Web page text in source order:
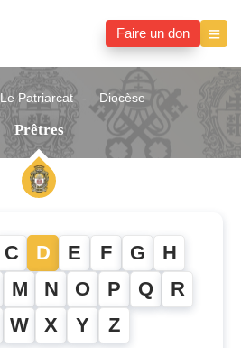
Faire un don
Le Patriarcat Diocèse
Prêtres
C D E F G H
M N O P Q R
W X Y Z